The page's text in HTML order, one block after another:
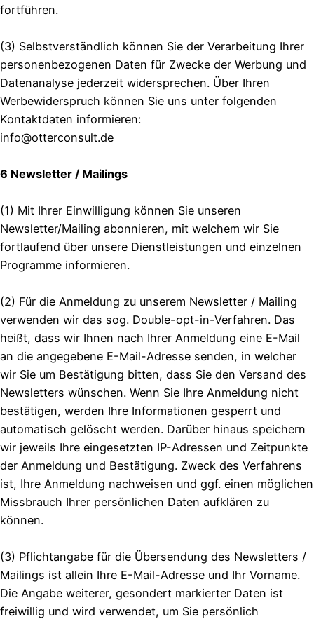
fortführen.
(3) Selbstverständlich können Sie der Verarbeitung Ihrer
personenbezogenen Daten für Zwecke der Werbung und
Datenanalyse jederzeit widersprechen. Über Ihren
Werbewiderspruch können Sie uns unter folgenden
Kontaktdaten informieren:
info@otterconsult.de
6 Newsletter / Mailings
(1) Mit Ihrer Einwilligung können Sie unseren
Newsletter/Mailing abonnieren, mit welchem wir Sie
fortlaufend über unsere Dienstleistungen und einzelnen
Programme informieren.
(2) Für die Anmeldung zu unserem Newsletter / Mailing
verwenden wir das sog. Double-opt-in-Verfahren. Das
heißt, dass wir Ihnen nach Ihrer Anmeldung eine E-Mail
an die angegebene E-Mail-Adresse senden, in welcher
wir Sie um Bestätigung bitten, dass Sie den Versand des
Newsletters wünschen. Wenn Sie Ihre Anmeldung nicht
bestätigen, werden Ihre Informationen gesperrt und
automatisch gelöscht werden. Darüber hinaus speichern
wir jeweils Ihre eingesetzten IP-Adressen und Zeitpunkte
der Anmeldung und Bestätigung. Zweck des Verfahrens
ist, Ihre Anmeldung nachweisen und ggf. einen möglichen
Missbrauch Ihrer persönlichen Daten aufklären zu
können.
(3) Pflichtangabe für die Übersendung des Newsletters /
Mailings ist allein Ihre E-Mail-Adresse und Ihr Vorname.
Die Angabe weiterer, gesondert markierter Daten ist
freiwillig und wird verwendet, um Sie persönlich